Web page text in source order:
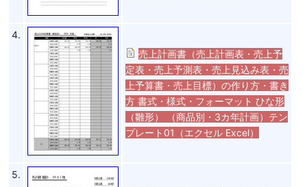
4.
売上計画書（売上計画表・売上予
定表・売上予測表・売上見込み表・売
上予算書・売上目標）の作り方・書き
方 書式・様式・フォーマット ひな形
（雛形） （商品別・3カ年計画）テン
プレート01（エクセル Excel）
5.